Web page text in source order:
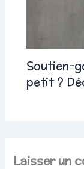
Soutien-
petit ?
Laisser un